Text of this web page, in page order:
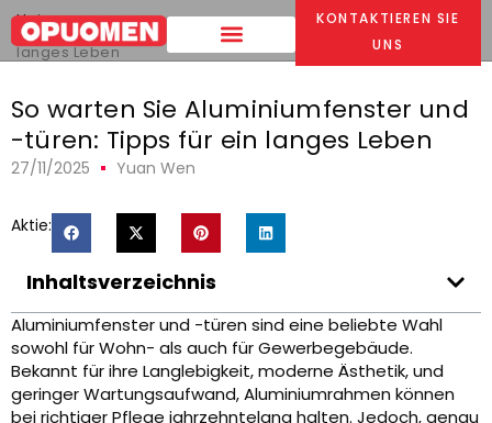
KONTAKTIEREN SIE
UNS
Heim >
So warten Sie Aluminiumfenster und -türen: Tipps für ein
langes Leben
So warten Sie Aluminiumfenster und
-türen: Tipps für ein langes Leben
27/11/2025 Yuan Wen
Aktie:
Inhaltsverzeichnis
Aluminiumfenster und -türen sind eine beliebte Wahl
sowohl für Wohn- als auch für Gewerbegebäude.
Bekannt für ihre Langlebigkeit, moderne Ästhetik, und
geringer Wartungsaufwand, Aluminiumrahmen können
bei richtiger Pflege jahrzehntelang halten. Jedoch, genau